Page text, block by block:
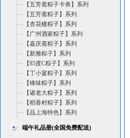
【五芳斋粽子卡券】系列
【五芳斋粽子】系列
【杏花楼粽子】系列
【广州酒家粽子】系列
【嘉庆斋粽子】系列
【新雅粽子】系列
【85度C粽子】系列
【丁小宴粽子】系列
【锋味粽子】系列
【诸老大粽子】系列
【稻香村粽子】系列
【品上海特色】系列
端午礼品册(全国免费配送)